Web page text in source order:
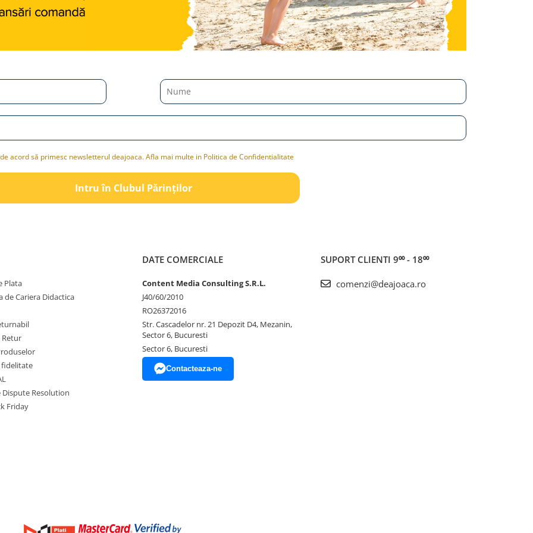
acord să primesc newsletterul deajoaca. Afla mai multe in Politica de Confidentialitate
Intru în Clubul Pǎrinților
Plata
de Cariera Didactica
Retur
fidelitate
Dispute Resolution
Friday
DATE COMERCIALE
Content Media Consulting S.R.L.
J40/60/2010
RO26372016
Str. Cascadelor nr. 21 Depozit D4, Mezanin,
Sector 6, Bucuresti
Sector 6, Bucuresti
Contacteaza-ne
SUPORT CLIENTI 9⁰⁰ - 18⁰⁰
comenzi@deajoaca.ro